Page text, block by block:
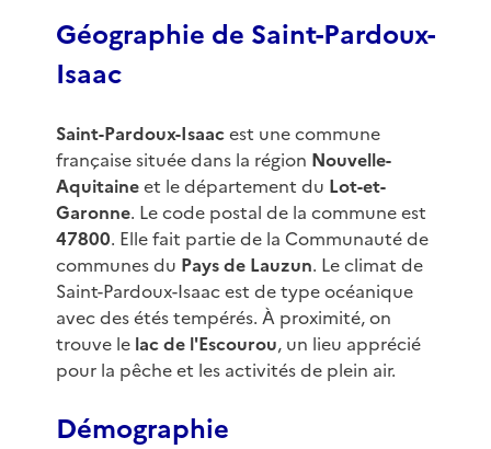
Géographie de Saint-Pardoux-
Isaac
Saint-Pardoux-Isaacest une commune
française située dans la région Nouvelle-
Aquitaineet le département du Lot-et-
Garonne. Le code postal de la commune est
47800. Elle fait partie de la Communauté de
communes du Pays de Lauzun. Le climat de
Saint-Pardoux-Isaac est de type océanique
avec des étés tempérés. À proximité, on
trouve le lac de l'Escourou, un lieu apprécié
pour la pêche et les activités de plein air.
Démographie